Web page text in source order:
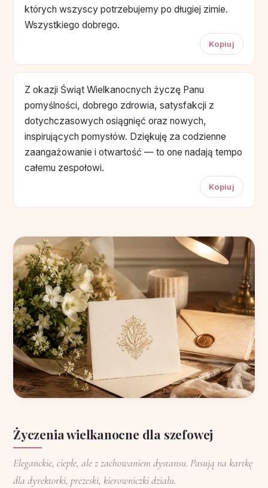
których wszyscy potrzebujemy po długiej zimie.
Wszystkiego dobrego.
Kopiuj
Z okazji Świąt Wielkanocnych życzę Panu
pomyślności, dobrego zdrowia, satysfakcji z
dotychczasowych osiągnięć oraz nowych,
inspirujących pomysłów. Dziękuję za codzienne
zaangażowanie i otwartość — to one nadają tempo
całemu zespołowi.
Kopiuj
Życzenia wielkanocne dla szefowej
Eleganckie, ciepłe, ale z zachowaniem dystansu. Pasują na kartkę
dla dyrektorki, prezeski, kierowniczki działu.